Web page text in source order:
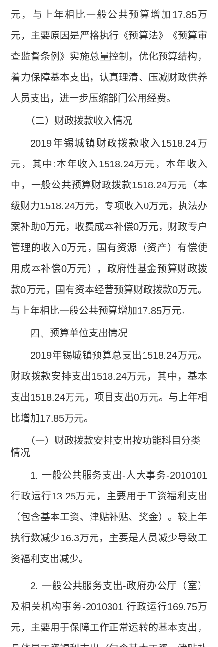
元，与上年相比一般公共预算增加 17.85万
元，主要原因是严格执行《预算法》《预算审
查监督条例》实施总量控制，优化预算结构，
着力保障基本支出，认真理清、压减财政供养
人员支出，进一步压缩部门公用经费。
（二）财政拨款收入情况
2019年锡城镇财政拨款收入1518.24万
元，其中 :本年收入1518.24万元，本年收入
中，一般公共预算财政拨款1518.24万元（本
级财力1518.24万元，专项收入0万元，执法办
案补助0万元，收费成本补偿0万元，财政专户
管理的收入0万元，国有资源（资产）有偿使
用成本补偿0万元），政府性基金预算财政拨
款0万元，国有资本经营预算财政拨款0万元。
与上年相比一般公共预算增加17.85万元。
四、预算单位支出情况
2019年锡城镇预算总支出1518.24万元。
财政拨款安排支出1518.24万元，其中，基本
支出1518.24万元，项目支出0万元。与上年相
比增加17.85万元。
（一）财政拨款安排支出按功能科目分类
情况
1.一般公共服务支出-人大事务-2010101
行政运行13.25万元，主要用于工资福利支出
（包含基本工资、津贴补贴、奖金）。较上年
执行数减少16.3万元，主要是人员减少导致工
资福利支出减少。
2.一般公共服务支出-政府办公厅（室）
及相关机构事务-2010301 行政运行169.75万
元，主要用于保障工作正常运转的基本支出，